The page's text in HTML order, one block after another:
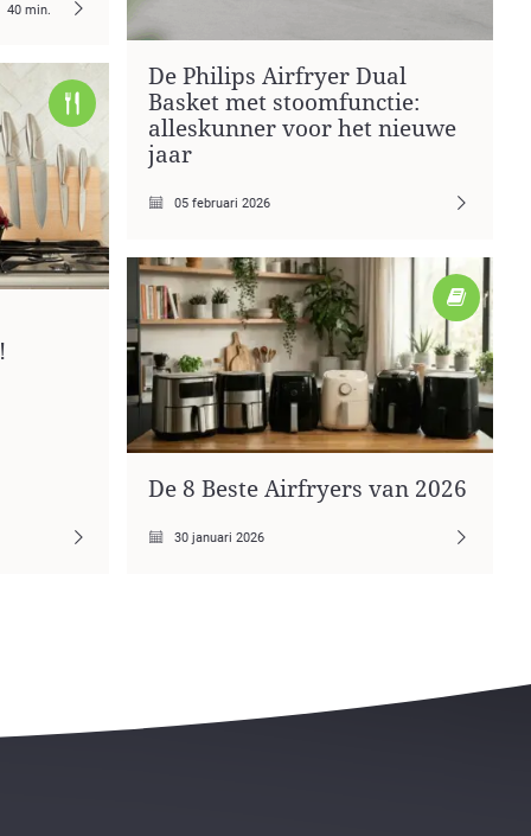
40 min.
De Philips Airfryer Dual
Basket met stoomfunctie:
alleskunner voor het nieuwe
jaar
05 februari 2026
De 8 Beste Airfryers van 2026
30 januari 2026